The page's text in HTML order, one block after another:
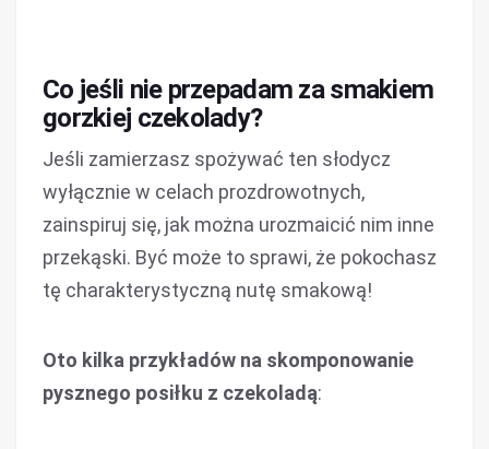
Co jeśli nie przepadam za smakiem
gorzkiej czekolady?
Jeśli zamierzasz spożywać ten słodycz
wyłącznie w celach prozdrowotnych,
zainspiruj się, jak można urozmaicić nim inne
przekąski. Być może to sprawi, że pokochasz
tę charakterystyczną nutę smakową!
Oto kilka przykładów na skomponowanie
pysznego posiłku z czekoladą: